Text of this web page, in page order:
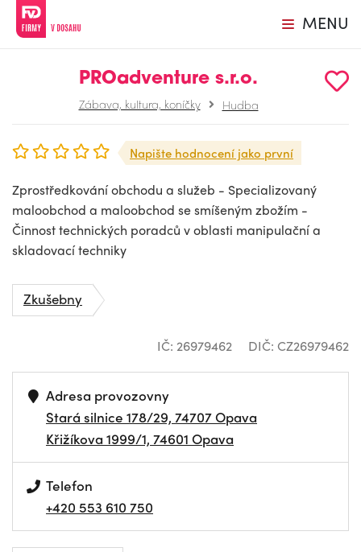
MENU
PROadventure s.r.o.
Zábava, kultura, koníčky Hudba
Napište hodnocení jako první
Zprostředkování obchodu a služeb - Specializovaný
maloobchod a maloobchod se smíšeným zbožím -
Činnost technických poradců v oblasti manipulační a
skladovací techniky
Zkušebny
IČ: 26979462 DIČ: CZ26979462
Adresa provozovny
Stará silnice 178/29, 74707 Opava
Křižíkova 1999/1, 74601 Opava
Telefon
+420 553 610 750